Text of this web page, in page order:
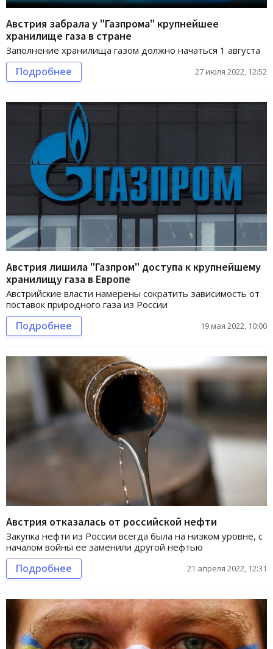
Австрия забрала у "Газпрома" крупнейшее
хранилище газа в стране
Заполнение хранилища газом должно начаться 1 августа
Подробнее 27 июля 2022, 12:52
Австрия лишила "Газпром" доступа к крупнейшему
хранилищу газа в Европе
Австрийские власти намерены сократить зависимость от
поставок природного газа из России
Подробнее 19 мая 2022, 10:00
Австрия отказалась от российской нефти
Закупка нефти из России всегда была на низком уровне, с
началом войны ее заменили другой нефтью
Подробнее 21 апреля 2022, 12:31